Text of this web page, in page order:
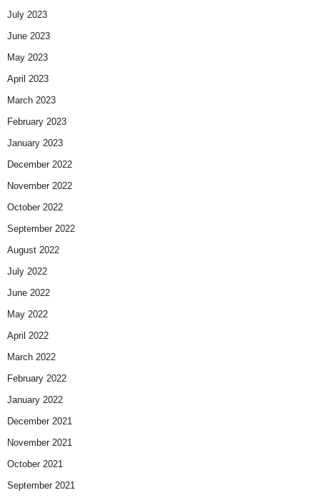
July 2023
June 2023
May 2023
April 2023
March 2023
February 2023
January 2023
December 2022
November 2022
October 2022
September 2022
August 2022
July 2022
June 2022
May 2022
April 2022
March 2022
February 2022
January 2022
December 2021
November 2021
October 2021
September 2021